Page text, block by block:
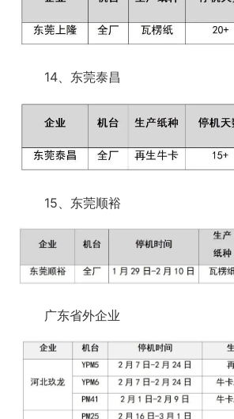
14、东莞泰昌
15、东莞顺裕
广东省外企业